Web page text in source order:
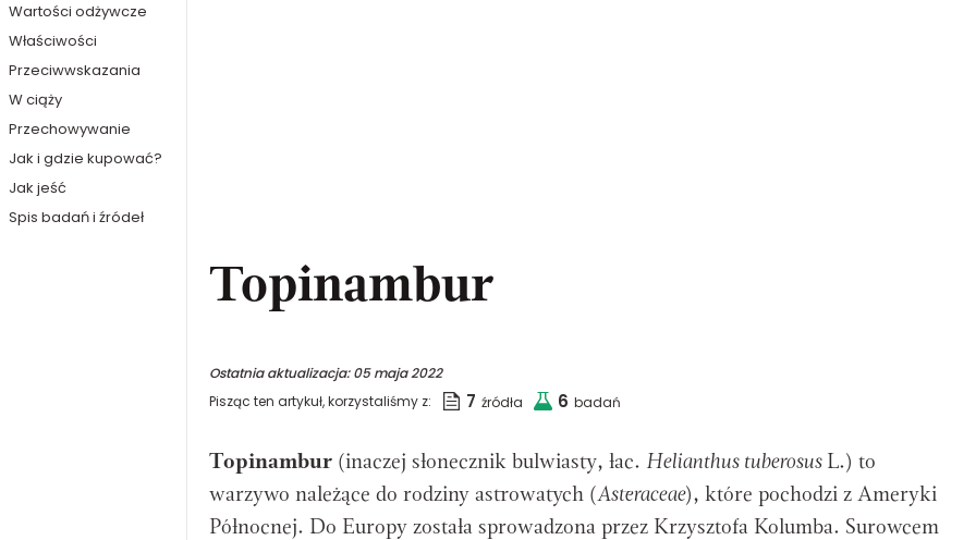
Wartości odżywcze
Właściwości
Przeciwwskazania
W ciąży
Przechowywanie
Jak i gdzie kupować?
Jak jeść
Spis badań i źródeł
Topinambur
Ostatnia aktualizacja:05 maja 2022
Pisząc ten artykuł, korzystaliśmy z:
7 źródła 6 badań
Topinambur (inaczej słonecznik bulwiasty, łac. Helianthus tuberosusL.) to
warzywo należące do rodziny astrowatych (Asteraceae), które pochodzi z Ameryki
Północnej. Do Europy została sprowadzona przez Krzysztofa Kolumba. Surowcem